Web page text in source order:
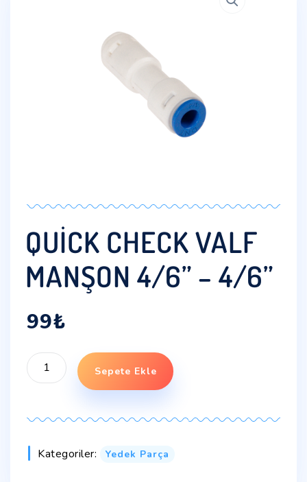
QUICK CHECK VALF
MANŞON 4/6” – 4/6”
99₺
Sepete Ekle
Kategoriler: Yedek Parça